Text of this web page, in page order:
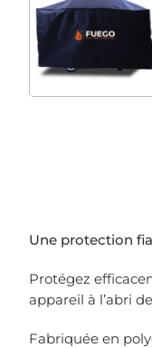
Une protection
Protégez
appareil à l’abri
Fabriquée en